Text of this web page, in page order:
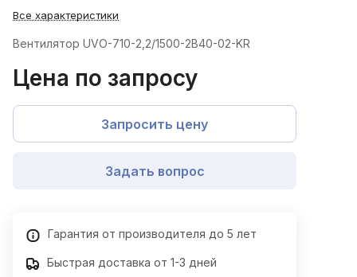
Все характеристики
Вентилятор UVO-710-2,2/1500-2В40-02-KR
Цена по запросу
Запросить цену
Задать вопрос
Гарантия от производителя до 5 лет
Быстрая доставка от 1-3 дней